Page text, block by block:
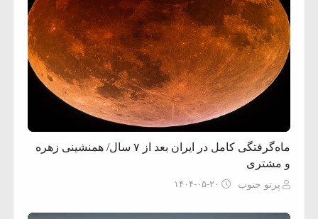
ماه‌گرفتگی کامل در ایران بعد از ۷ سال/ همنشینی زهره
و مشتری
پرتو جنوب ۱۴۰۴-۰۵-۲۰